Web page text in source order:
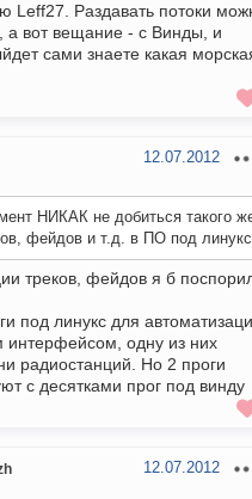
Leff27. Раздавать потоки
а вот вещание - с Винды, и
сами знаете какая
12.07.2012
НИКАК не добиться такого
фейдов и т.д. в ПО под
треков, фейдов я б
под линукс для
интерфейсом, одну из них
радиостанций. Но 2 проги
с десятками прог под винду
12.07.2012